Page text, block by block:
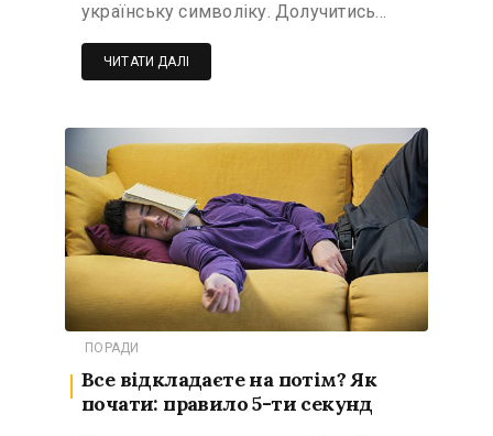
українську символіку. Долучитись…
ЧИТАТИ ДАЛІ
ПОРАДИ
Все відкладаєте на потім? Як
почати: правило 5-ти секунд